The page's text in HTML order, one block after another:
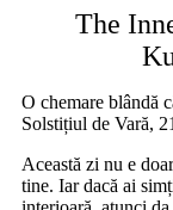
The
O chemare blândă
Solstițiul de Vară,
Această zi nu e
tine. Iar dacă ai